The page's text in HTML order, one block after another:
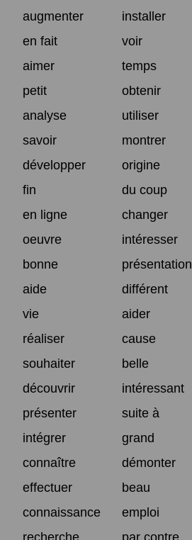
augmenter
installer
en fait
voir
aimer
temps
petit
obtenir
analyse
utiliser
savoir
montrer
développer
origine
fin
du coup
en ligne
changer
oeuvre
intéresser
bonne
présentation
aide
différent
vie
aider
réaliser
cause
souhaiter
belle
découvrir
intéressant
présenter
suite à
intégrer
grand
connaître
démonter
effectuer
beau
connaissance
emploi